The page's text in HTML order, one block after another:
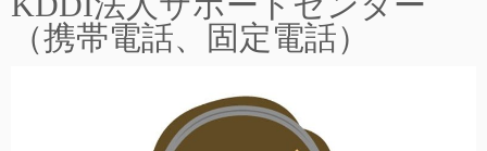
（携帯電話、固定電話）